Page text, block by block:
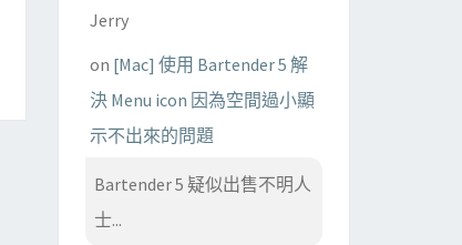
Jerry
on [Mac] 使用 Bartender 5 解
決 Menu icon 因為空間過小顯
示不出來的問題
Bartender 5 疑似出售不明人
士...